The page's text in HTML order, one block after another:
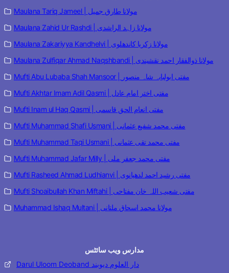
Maulana Tariq Jameel | مولانا طارق جمیل
Maulana Zahid Ur Rashdi | مولانا زاہد الراشدی
Maulana Zakariyya Kandhelvi | مولانا زکریا کاندھلوی
Maulana Zulfiqar Ahmad Naqshbandi | مولانا ذوالفقار احمد نقشبندی
Mufti Abu Lubaba Shah Mansoor | مفتی ابولبابہ شاہ منصور
Mufti Akhtar Imam Adil Qasmi | مفتی اختر امام عادل
Mufti Inam ul Haq Qasmi | مفتی انعام الحق قاسمی
Mufti Muhammad Shafi Usmani | مفتی محمد شفیع عثمانی
Mufti Muhammad Taqi Usmani | مفتی محمد تقی عثمانی
Mufti Muhammad Jafar Milly | مفتی محمد جعفر ملی
Mufti Rasheed Ahmad Ludhianvi | مفتی رشید احمد لدھیانوی
Mufti Shoaibullah Khan Miftahi | مفتی شعیب اللہ خان مفتاحی
Muhammad Ishaq Multani | مولانا محمد اسحاق ملتانی
مدارس ویب سائٹس
Darul Uloom Deoband دار العلوم دیوبند